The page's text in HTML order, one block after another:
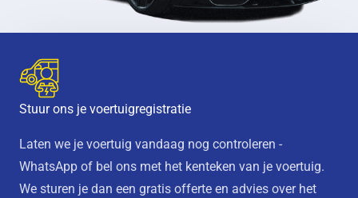
Stuur ons je voertuigregistratie
Laten we je voertuig vandaag nog controleren -
WhatsApp of bel ons met het kenteken van je voertuig.
We sturen je dan een gratis offerte en advies over het